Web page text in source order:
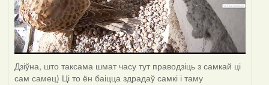
Дзіўна, што таксама шмат часу тут праводзіць з самкай ці
сам самец) Ці то ён баіцца здрадаў самкі і таму